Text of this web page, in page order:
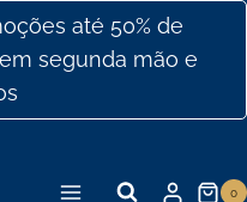
até 50% de
segunda mão e
0